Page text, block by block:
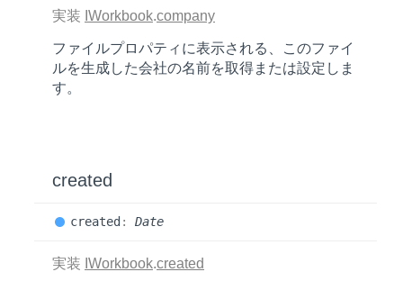
実装 IWorkbook.company
ファイルプロパティに表示される、このファイ
ルを生成した会社の名前を取得または設定しま
す。
created
created : Date
実装 IWorkbook.created